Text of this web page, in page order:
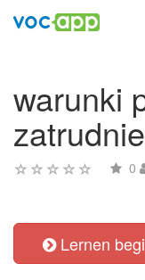
warunki
0
Lernen